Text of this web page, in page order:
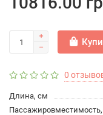
0
Длина, см
Пассажировместимость,